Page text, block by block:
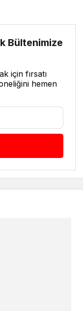
Bültenimize
için fırsatı
hemen